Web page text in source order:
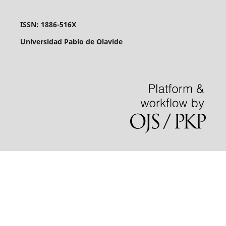
ISSN: 1886-516X
Universidad Pablo de Olavide